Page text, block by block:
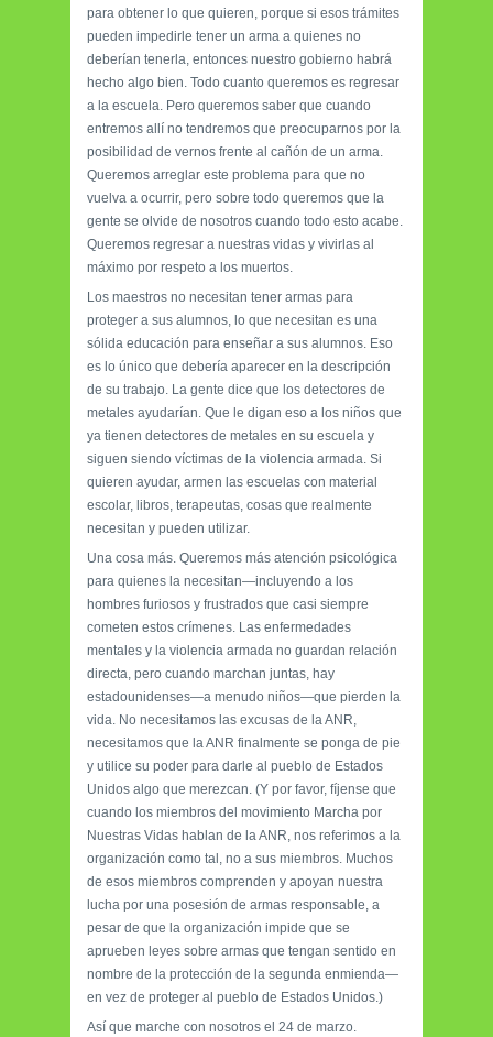
para obtener lo que quieren, porque si esos trámites
pueden impedirle tener un arma a quienes no
deberían tenerla, entonces nuestro gobierno habrá
hecho algo bien. Todo cuanto queremos es regresar
a la escuela. Pero queremos saber que cuando
entremos allí no tendremos que preocuparnos por la
posibilidad de vernos frente al cañón de un arma.
Queremos arreglar este problema para que no
vuelva a ocurrir, pero sobre todo queremos que la
gente se olvide de nosotros cuando todo esto acabe.
Queremos regresar a nuestras vidas y vivirlas al
máximo por respeto a los muertos.
Los maestros no necesitan tener armas para
proteger a sus alumnos, lo que necesitan es una
sólida educación para enseñar a sus alumnos. Eso
es lo único que debería aparecer en la descripción
de su trabajo. La gente dice que los detectores de
metales ayudarían. Que le digan eso a los niños que
ya tienen detectores de metales en su escuela y
siguen siendo víctimas de la violencia armada. Si
quieren ayudar, armen las escuelas con material
escolar, libros, terapeutas, cosas que realmente
necesitan y pueden utilizar.
Una cosa más. Queremos más atención psicológica
para quienes la necesitan—incluyendo a los
hombres furiosos y frustrados que casi siempre
cometen estos crímenes. Las enfermedades
mentales y la violencia armada no guardan relación
directa, pero cuando marchan juntas, hay
estadounidenses—a menudo niños—que pierden la
vida. No necesitamos las excusas de la ANR,
necesitamos que la ANR finalmente se ponga de pie
y utilice su poder para darle al pueblo de Estados
Unidos algo que merezcan. (Y por favor, fíjense que
cuando los miembros del movimiento Marcha por
Nuestras Vidas hablan de la ANR, nos referimos a la
organización como tal, no a sus miembros. Muchos
de esos miembros comprenden y apoyan nuestra
lucha por una posesión de armas responsable, a
pesar de que la organización impide que se
aprueben leyes sobre armas que tengan sentido en
nombre de la protección de la segunda enmienda—
en vez de proteger al pueblo de Estados Unidos.)
Así que marche con nosotros el 24 de marzo.